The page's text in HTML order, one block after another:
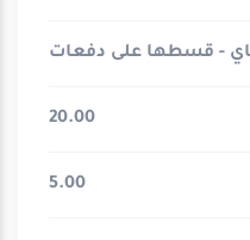
- قسطها على دفعات
20.00
5.00